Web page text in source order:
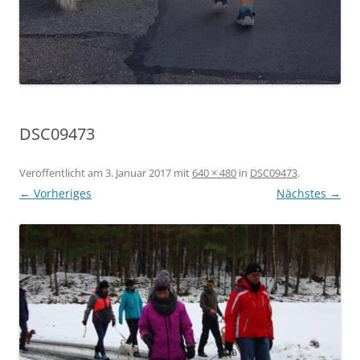
DSC09473
Veröffentlicht am 3. Januar 2017 mit640 × 480 in DSC09473.
← Vorheriges Nächstes →